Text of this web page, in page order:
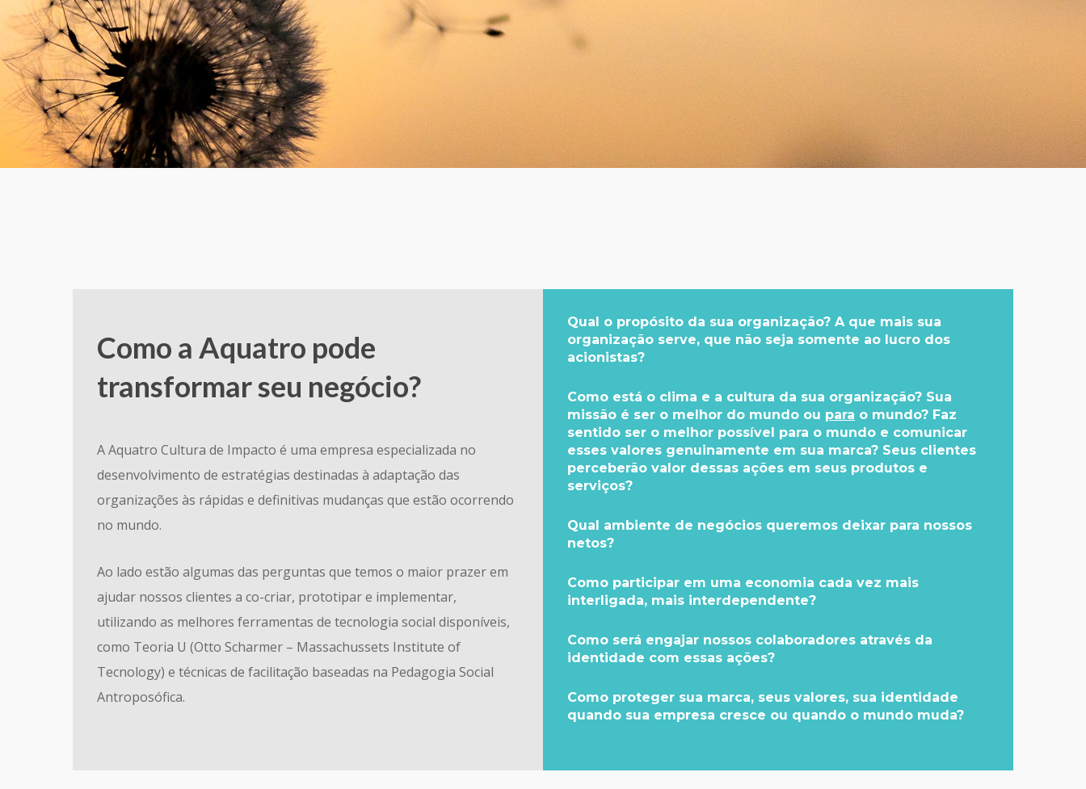
Como a Aquatro pode
transformar seu negócio?
A Aquatro Cultura de Impacto é uma empresa especializada no
desenvolvimento de estratégias destinadas à adaptação das
organizações às rápidas e definitivas mudanças que estão ocorrendo
no mundo.
Ao lado estão algumas das perguntas que temos o maior prazer em
ajudar nossos clientes a co-criar, prototipar e implementar,
utilizando as melhores ferramentas de tecnologia social disponíveis,
como Teoria U (Otto Scharmer – Massachussets Institute of
Tecnology) e técnicas de facilitação baseadas na Pedagogia Social
Antroposófica.
Qual o propósito da sua organização? A que mais sua
organização serve, que não seja somente ao lucro dos
acionistas?
Como está o clima e a cultura da sua organização? Sua
missão é ser o melhor do mundo ou para o mundo? Faz
sentido ser o melhor possível para o mundo e comunicar
esses valores genuinamente em sua marca? Seus clientes
perceberão valor dessas ações em seus produtos e
serviços?
Qual ambiente de negócios queremos deixar para nossos
netos?
Como participar em uma economia cada vez mais
interligada, mais interdependente?
Como será engajar nossos colaboradores através da
identidade com essas ações?
Como proteger sua marca, seus valores, sua identidade
quando sua empresa cresce ou quando o mundo muda?